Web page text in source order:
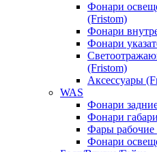
Фонари
(Fristom)
Фонари
Фонари
(Fristom)
Аксессуары
WAS
Фонари
Фонари
Фары рабочие
Фонари